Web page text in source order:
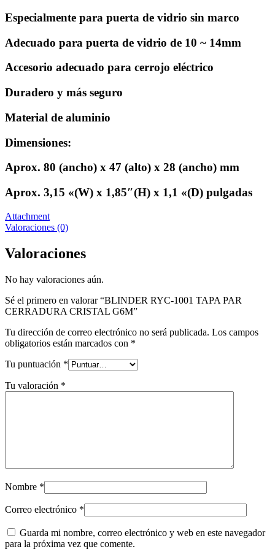
Especialmente para puerta de vidrio sin marco
Adecuado para puerta de vidrio de 10 ~ 14mm
Accesorio adecuado para cerrojo eléctrico
Duradero y más seguro
Material de aluminio
Dimensiones:
Aprox. 80 (ancho) x 47 (alto) x 28 (ancho) mm
Aprox. 3,15 «(W) x 1,85″(H) x 1,1 «(D) pulgadas
Attachment
Valoraciones (0)
Valoraciones
No hay valoraciones aún.
Sé el primero en valorar “BLINDER RYC-1001 TAPA PAR
CERRADURA CRISTAL G6M”
Tu dirección de correo electrónico no será publicada. Los campos
obligatorios están marcados con *
Tu puntuación *
Tu valoración *
Nombre *
Correo electrónico *
Guarda mi nombre, correo electrónico y web en este navegador
para la próxima vez que comente.